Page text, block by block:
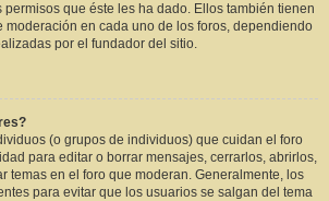
que éste les ha dado. Ellos también tienen
moderación en cada uno de los foros, dependiendo
por el fundador del sitio.
(o grupos de individuos) que cuidan el foro
para editar o borrar mensajes, cerrarlos, abrirlos,
temas en el foro que moderan. Generalmente, los
para evitar que los usuarios se salgan del tema